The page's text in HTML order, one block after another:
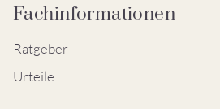
Fachinformationen
Ratgeber
Urteile